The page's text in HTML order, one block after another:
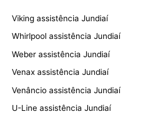
Viking assistência Jundiaí
Whirlpool assistência Jundiaí
Weber assistência Jundiaí
Venax assistência Jundiaí
Venâncio assistência Jundiaí
U-Line assistência Jundiaí